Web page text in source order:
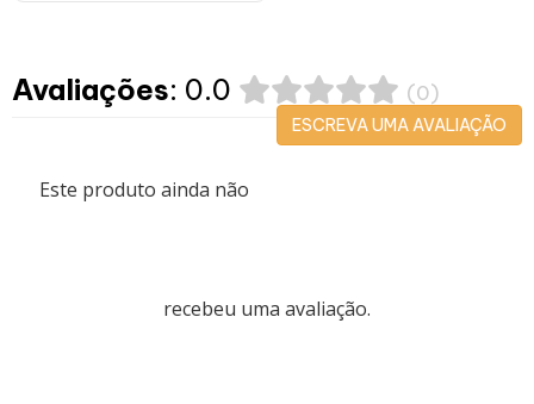
Avaliações: 0.0 (0)
ESCREVA UMA AVALIAÇÃO
Este produto ainda não
recebeu uma avaliação.